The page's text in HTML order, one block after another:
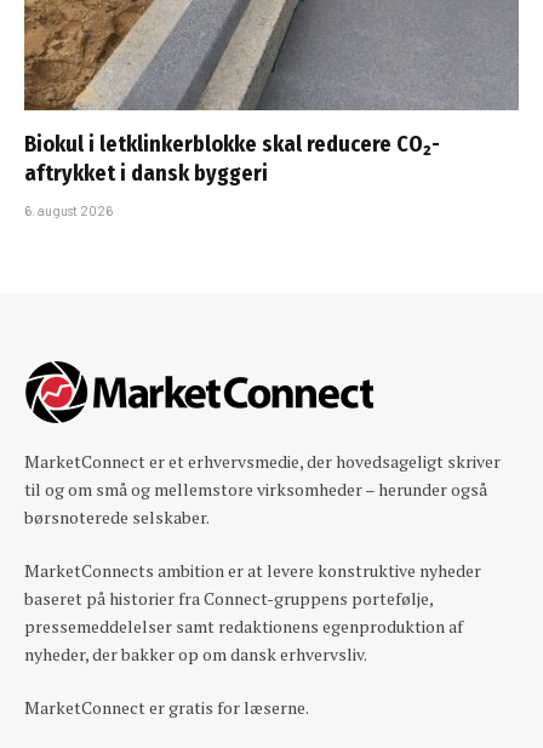
Biokul i letklinkerblokke skal reducere CO₂-
aftrykket i dansk byggeri
6. august 2026
MarketConnect er et erhvervsmedie, der hovedsageligt skriver
til og om små og mellemstore virksomheder – herunder også
børsnoterede selskaber.
MarketConnects ambition er at levere konstruktive nyheder
baseret på historier fra Connect-gruppens portefølje,
pressemeddelelser samt redaktionens egenproduktion af
nyheder, der bakker op om dansk erhvervsliv.
MarketConnect er gratis for læserne.